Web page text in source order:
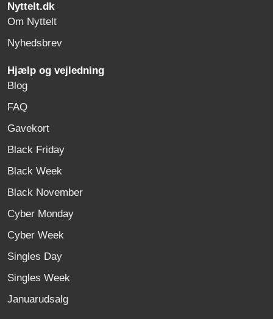
Nyttelt.dk
Om Nyttelt
Nyhedsbrev
Hjælp og vejledning
Blog
FAQ
Gavekort
Black Friday
Black Week
Black November
Cyber Monday
Cyber Week
Singles Day
Singles Week
Januarudsalg